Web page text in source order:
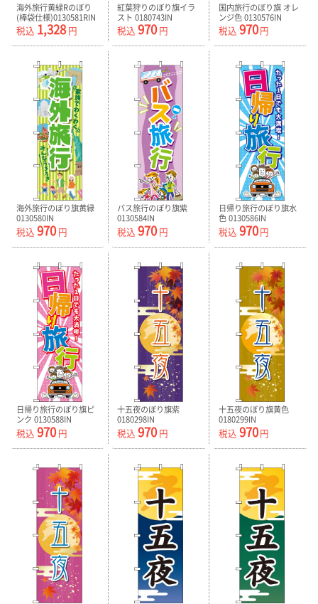
海外旅行黄緑Rのぼり
(棒袋仕様)0130581RIN
税込 1,328 円
紅葉狩りのぼり旗イラ
スト 0180743IN
税込 970円
国内旅行のぼり旗 オレ
ンジ色 0130576IN
税込 970円
海外旅行のぼり旗黄緑
0130580IN
税込 970 円
バス旅行のぼり旗紫
0130584IN
税込 970円
日帰り旅行のぼり旗水
色 0130586IN
税込 970円
日帰り旅行のぼり旗ピ
ンク 0130588IN
税込 970 円
十五夜のぼり旗紫
0180298IN
税込 970円
十五夜のぼり旗黄色
0180299IN
税込 970円